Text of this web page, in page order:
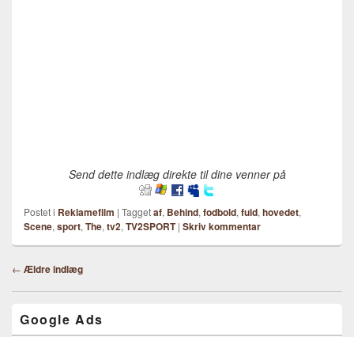
Send dette indlæg direkte til dine venner på
Postet i Reklamefilm | Taggetaf, Behind, fodbold, fuld, hovedet,
Scene, sport, The, tv2, TV2SPORT | Skriv kommentar
Indlægsnavigation
← Ældre indlæg
Google Ads